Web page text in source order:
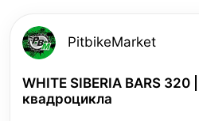
PitbikeMarket
WHITE SIBERIA BARS
квадроцикла